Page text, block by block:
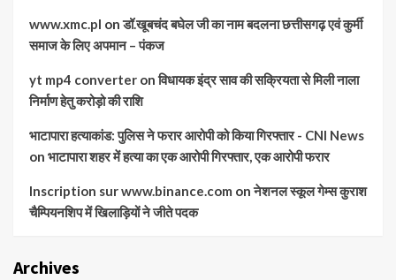
www.xmc.pl onडॉ.खूबचंद बघेल जी का नाम बदलना छत्तीसगढ़ एवं कुर्मी
समाज के लिए अपमान – पंकज
yt mp4 converter onविधायक इंद्र साव की सक्रियता से मिली नाला
निर्माण हेतु करोड़ो की राशि
भाटापारा हत्याकांड: पुलिस ने फरार आरोपी को किया गिरफ्तार - CNI News
on भाटापारा शहर में हत्या का एक आरोपी गिरफ्तार, एक आरोपी फरार
Inscription sur www.binance.com onनेशनल स्कूल गेम्स कुराश
चैम्पियनशिप में खिलाड़ियों ने जीते पदक
Archives